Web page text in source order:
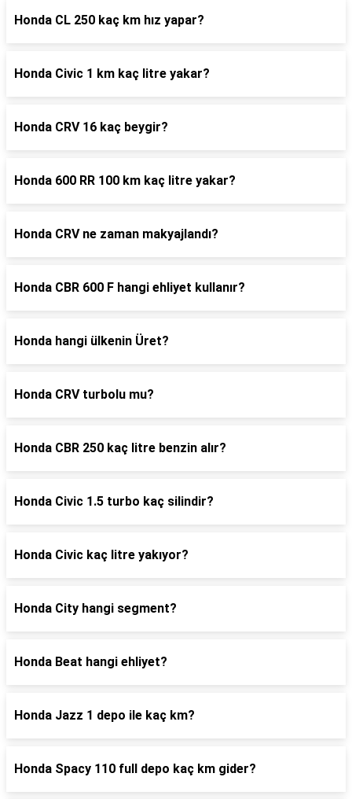
Honda CL 250 kaç km hız yapar?
Honda Civic 1 km kaç litre yakar?
Honda CRV 16 kaç beygir?
Honda 600 RR 100 km kaç litre yakar?
Honda CRV ne zaman makyajlandı?
Honda CBR 600 F hangi ehliyet kullanır?
Honda hangi ülkenin Üret?
Honda CRV turbolu mu?
Honda CBR 250 kaç litre benzin alır?
Honda Civic 1.5 turbo kaç silindir?
Honda Civic kaç litre yakıyor?
Honda City hangi segment?
Honda Beat hangi ehliyet?
Honda Jazz 1 depo ile kaç km?
Honda Spacy 110 full depo kaç km gider?